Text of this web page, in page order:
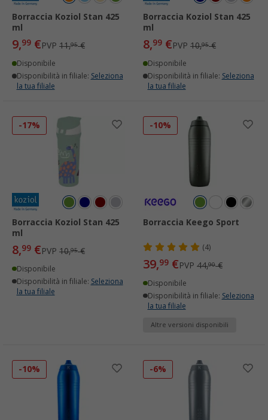
Borraccia Koziol Stan 425
ml
9,99 €PVP 11,95€
Disponibile
Disponibilità in filiale: Seleziona
la tua filiale
Borraccia Koziol Stan 425
ml
8,99 €PVP 10,95€
Disponibile
Disponibilità in filiale: Seleziona
la tua filiale
-17%
Borraccia Koziol Stan 425
ml
8,99 €PVP 10,95€
Disponibile
Disponibilità in filiale: Seleziona
la tua filiale
-10%
Borraccia Keego Sport
(4)
39,99 €PVP 44,90€
Disponibile
Disponibilità in filiale: Seleziona
la tua filiale
Altre versioni disponibili
-10% -6%